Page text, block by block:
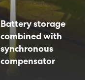
Battery storage
combined with
synchronous
compensator